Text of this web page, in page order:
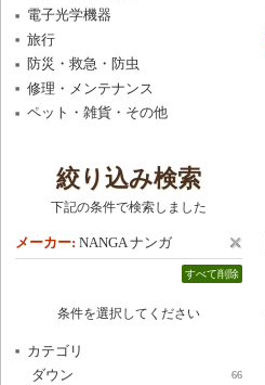
電子光学機器
旅行
防災・救急・防虫
修理・メンテナンス
ペット・雑貨・その他
絞り込み検索
下記の条件で検索しました
メーカー: NANGA ナンガ
すべて削除
条件を選択してください
カテゴリ
ダウン
66